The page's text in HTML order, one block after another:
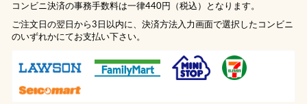
コンビニ決済の事務手数料は一律440円（税込）となります。
ご注文日の翌日から3日以内に、決済方法入力画面で選択したコンビニ
のいずれかにてお支払い下さい。